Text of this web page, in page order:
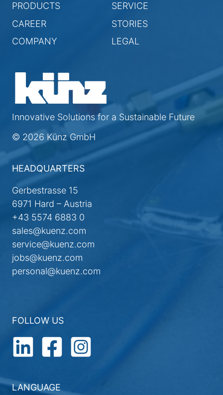
PRODUCTS
SERVICE
CAREER
STORIES
COMPANY
LEGAL
Innovative Solutions for a Sustainable Future
© 2026 Künz GmbH
HEADQUARTERS
Gerbestrasse 15
6971 Hard – Austria
+43 5574 6883 0
sales@kuenz.com
service@kuenz.com
jobs@kuenz.com
personal@kuenz.com
FOLLOW US
LANGUAGE